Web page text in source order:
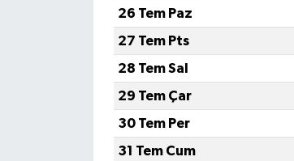
26 Tem Paz
27 Tem Pts
28 Tem Sal
29 Tem Çar
30 Tem Per
31 Tem Cum